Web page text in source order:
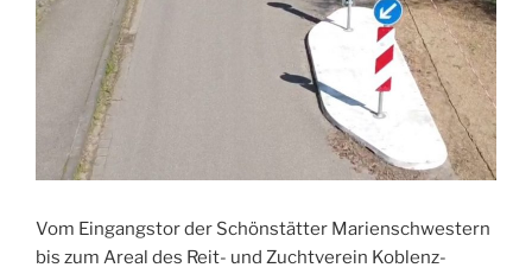
Vom Eingangstor der Schönstätter Marienschwestern
bis zum Areal des Reit- und Zuchtverein Koblenz-